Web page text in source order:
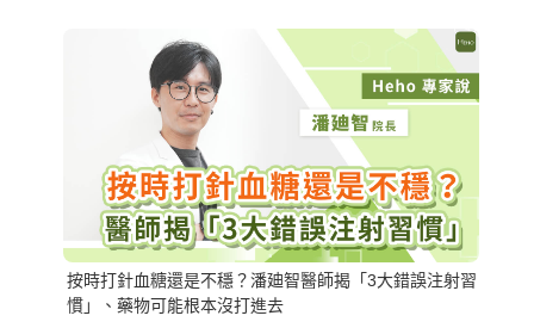
按時打針血糖還是不穩？潘廸智醫師揭「3大錯誤注射習
慣」、藥物可能根本沒打進去